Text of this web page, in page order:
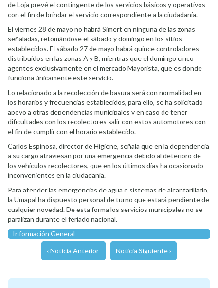
de Loja prevé el contingente de los servicios básicos y operativos
con el fin de brindar el servicio correspondiente a la ciudadanía.
El viernes 28 de mayo no habrá Simert en ninguna de las zonas
señaladas, retomándose el sábado y domingo en los sitios
establecidos. El sábado 27 de mayo habrá quince controladores
distribuidos en las zonas A y B, mientras que el domingo cinco
agentes exclusivamente en el mercado Mayorista, que es donde
funciona únicamente este servicio.
Lo relacionado a la recolección de basura será con normalidad en
los horarios y frecuencias establecidos, para ello, se ha solicitado
apoyo a otras dependencias municipales y en caso de tener
dificultades con los recolectores salir con estos automotores con
el fin de cumplir con el horario establecido.
Carlos Espinosa, director de Higiene, señala que en la dependencia
a su cargo atraviesan por una emergencia debido al deterioro de
los vehículos recolectores, que en los últimos días ha ocasionado
inconvenientes en la ciudadanía.
Para atender las emergencias de agua o sistemas de alcantarillado,
la Umapal ha dispuesto personal de turno que estará pendiente de
cualquier novedad. De esta forma los servicios municipales no se
paralizan durante el feriado nacional.
Información General
‹ Noticia Anterior Noticia Siguiente ›